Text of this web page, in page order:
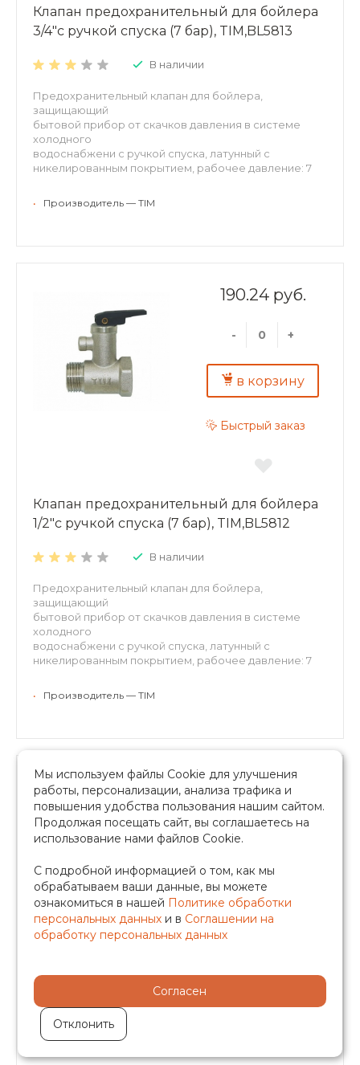
Клапан предохранительный для бойлера
3/4"с ручкой спуска (7 бар), TIM,BL5813
В наличии
Предохранительный клапан для бойлера,
защищающий
бытовой прибор от скачков давления в системе
холодного
водоснабжени с ручкой спуска, латунный с
никелированным покрытием, рабочее давление: 7
• Производитель — TIM
190.24 руб.
- +
в корзину
Быстрый заказ
Клапан предохранительный для бойлера
1/2"с ручкой спуска (7 бар), TIM,BL5812
В наличии
Предохранительный клапан для бойлера,
защищающий
бытовой прибор от скачков давления в системе
холодного
водоснабжени с ручкой спуска, латунный с
никелированным покрытием, рабочее давление: 7
• Производитель — TIM
313.90 руб.
- +
в корзину
Быстрый заказ
Воздухоотводчик прямой 1/2",
никелированный, TIM ,BL5817
Мы используем файлы Cookie для улучшения
работы, персонализации, анализа трафика и
повышения удобства пользования нашим сайтом.
Продолжая посещать сайт, вы соглашаетесь на
использование нами файлов Cookie.
С подробной информацией о том, как мы
обрабатываем ваши данные, вы можете
ознакомиться в нашей Политике обработки
персональных данных и в Соглашении на
обработку персональных данных
Согласен
Отклонить